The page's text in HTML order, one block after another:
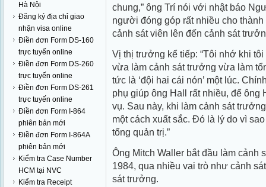
Hà Nội
Đăng ký địa chỉ giao
nhận visa online
Điền đơn Form DS-160
trực tuyến online
Điền đơn Form DS-260
trực tuyến online
Điền đơn Form DS-261
trực tuyến online
Điền đơn Form I-864
phiên bản mới
Điền đơn Form I-864A
phiên bản mới
Kiểm tra Case Number
HCM tại NVC
Kiểm tra Receipt
chung,” ông Trí nói với nhật báo
người đóng góp rất nhiều cho
cảnh sát viên lên đến cảnh sát
Vị thị trưởng kể tiếp: “Tôi nhớ khi
vừa làm cảnh sát trưởng vừa làm
tức là ‘đội hai cái nón’ một lúc.
phụ giúp ông Hall rất nhiều, để ông
vụ. Sau này, khi làm cảnh sát
một cách xuất sắc. Ðó là lý do vì
tổng quản trị.”
Ông Mitch Waller bắt đầu làm cảnh
1984, qua nhiều vai trò như cảnh
sát trưởng.